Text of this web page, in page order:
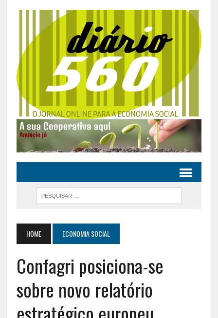
HOME ECONOMIA SOCIAL
Confagri posiciona-se
sobre novo relatório